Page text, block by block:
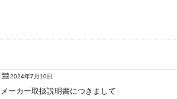
2024年7月10日
メーカー取扱説明書につきまして